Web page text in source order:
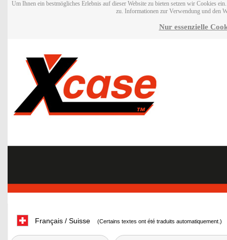
Um Ihnen ein bestmögliches Erlebnis auf dieser Website zu bieten setzen wir Cookies
zu. Informationen zur Verwendung und den
Nur essenzielle
Français / Suisse (Certains textes ont été traduits automatiquement.)